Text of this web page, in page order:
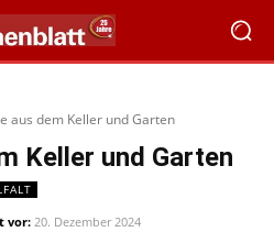
aus dem Keller und Garten
Keller und Garten
vor:20. Dezember 2024